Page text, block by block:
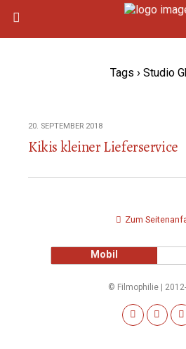
Tags › Studio
20. SEPTEMBER 2018
Kikis kleiner Lieferservice
Zum
Mobil
© Filmophilie |